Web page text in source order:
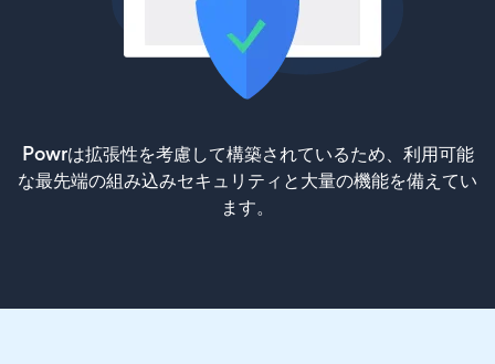
Powrは拡張性を考慮して構築されているため、利用可能
な最先端の組み込みセキュリティと大量の機能を備えてい
ます。